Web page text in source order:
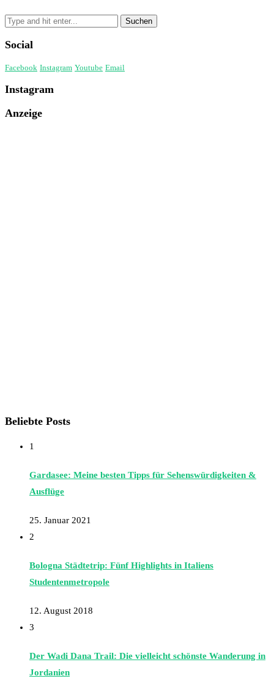
Social
Facebook Instagram Youtube Email
Instagram
Anzeige
Beliebte Posts
1
Gardasee: Meine besten Tipps für Sehenswürdigkeiten &
Ausflüge
25. Januar 2021
2
Bologna Städtetrip: Fünf Highlights in Italiens
Studentenmetropole
12. August 2018
3
Der Wadi Dana Trail: Die vielleicht schönste Wanderung in
Jordanien